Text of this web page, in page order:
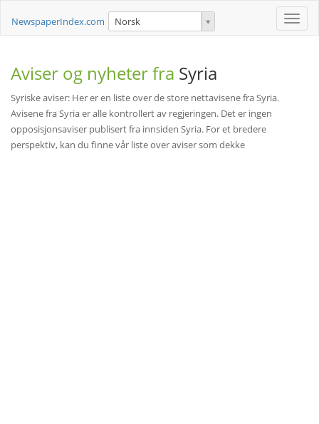
Toggle
NewspaperIndex.com Norsk
Aviser og nyheter fra Syria
Syriske aviser: Her er en liste over de store nettavisene fra Syria.
Avisene fra Syria er alle kontrollert av regjeringen. Det er ingen
opposisjonsaviser publisert fra innsiden Syria. For et bredere
perspektiv, kan du finne vår liste over aviser som dekke